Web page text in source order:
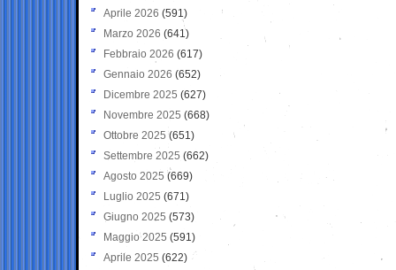
Aprile 2026 (591)
Marzo 2026 (641)
Febbraio 2026 (617)
Gennaio 2026 (652)
Dicembre 2025 (627)
Novembre 2025 (668)
Ottobre 2025 (651)
Settembre 2025 (662)
Agosto 2025 (669)
Luglio 2025 (671)
Giugno 2025 (573)
Maggio 2025 (591)
Aprile 2025 (622)